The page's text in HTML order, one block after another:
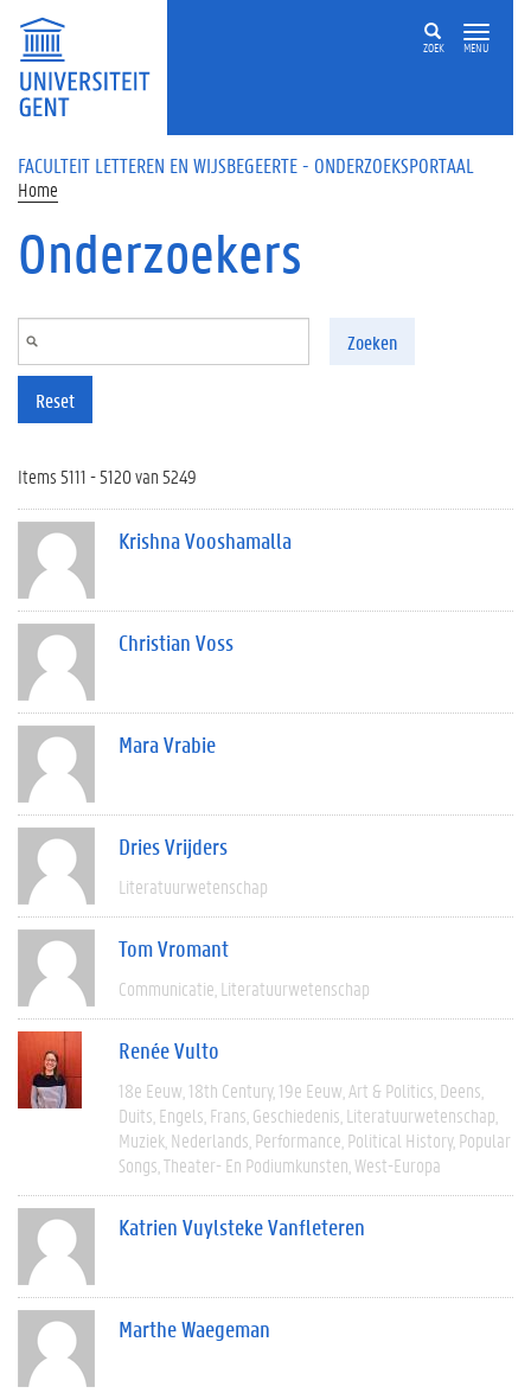
Overslaan en naar de inhoud gaan
ZOEK MENU
FACULTEIT LETTEREN EN WIJSBEGEERTE - ONDERZOEKSPORTAAL
Home
Onderzoekers
Zoeken
Reset
Items 5111 - 5120 van 5249
Krishna Vooshamalla
Christian Voss
Mara Vrabie
Dries Vrijders
Literatuurwetenschap
Tom Vromant
Communicatie Literatuurwetenschap
Renée Vulto
18e Eeuw 18th Century 19e Eeuw Art & Politics Deens
Duits Engels Frans Geschiedenis Literatuurwetenschap
Muziek Nederlands Performance Political History Popular
Songs Theater- En Podiumkunsten West-Europa
Katrien Vuylsteke Vanfleteren
Marthe Waegeman